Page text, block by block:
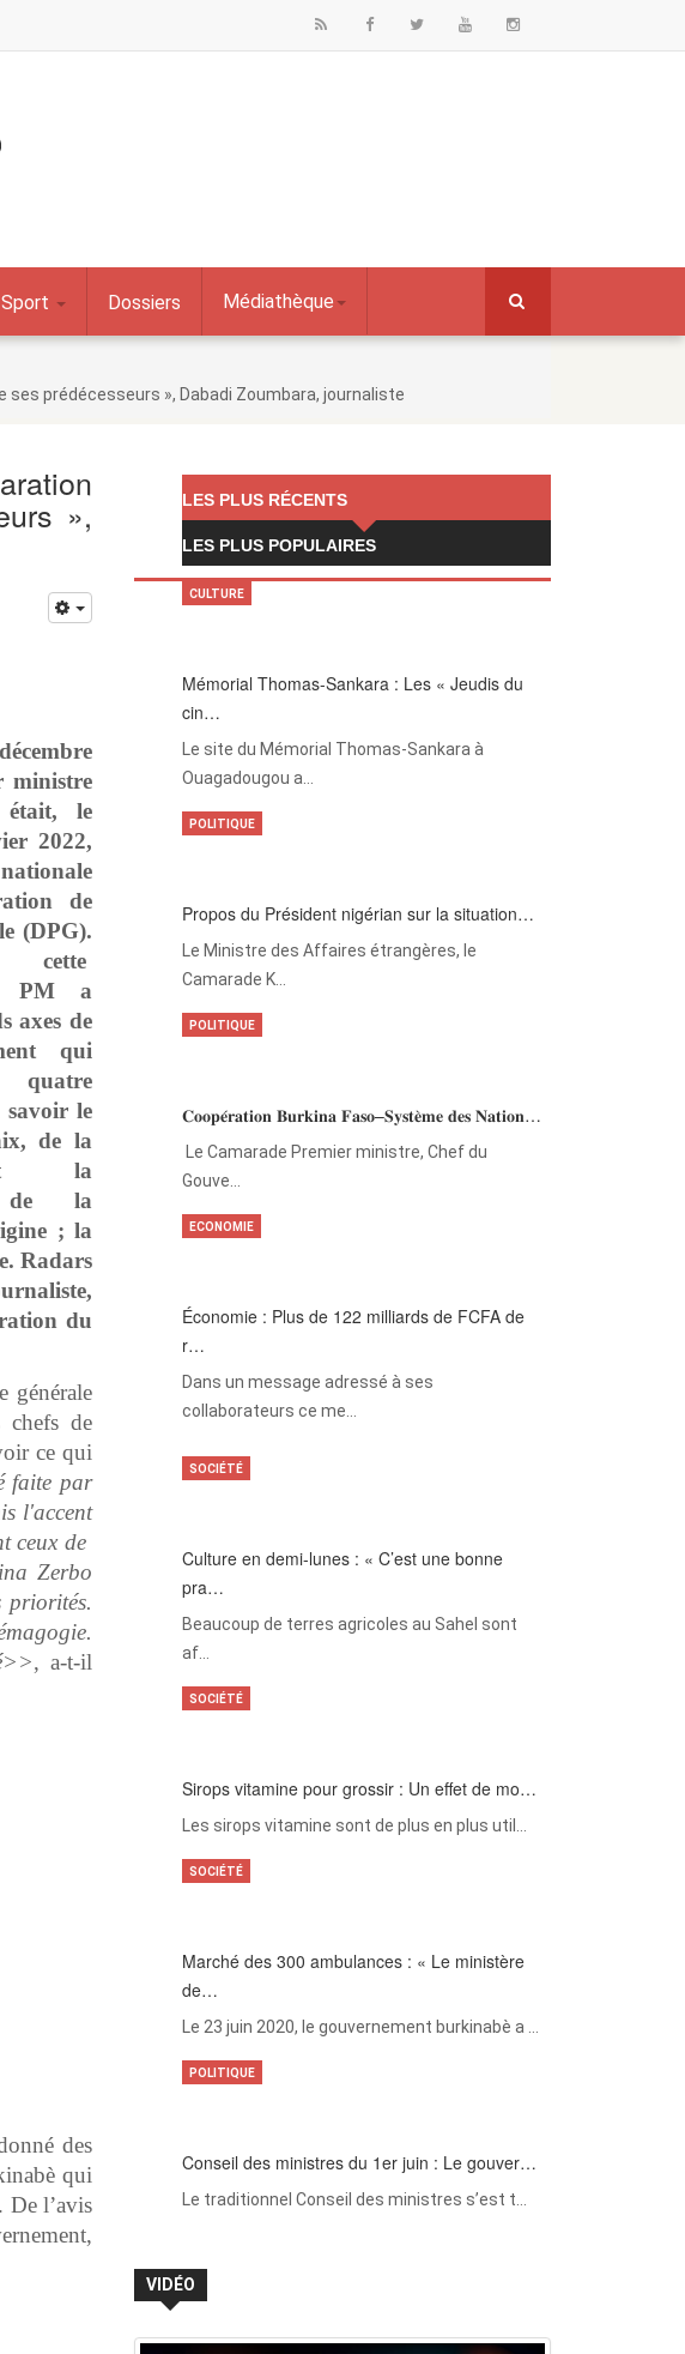
Sport Dossiers Médiathèque
ses prédécesseurs », Dabadi Zoumbara, journaliste
»,
ministre
le
2022,
de
(DPG).
cette
PM a
axes de
qui
savoir le
de la
et la
de la
; la
Radars
du
générale
chefs de
ce qui
faite par
l'accent
ceux de
Zerbo
priorités.
, a-t-il
des
qui
De l’avis
LES PLUS RÉCENTS
LES PLUS POPULAIRES
Mémorial Thomas-Sankara : Les « Jeudis du
cin…
Le site du Mémorial Thomas-Sankara à
Ouagadougou a…
CULTURE
Propos du Président nigérian sur la situation…
Le Ministre des Affaires étrangères, le
Camarade K…
POLITIQUE
𝐂𝐨𝐨𝐩𝐞́𝐫𝐚𝐭𝐢𝐨𝐧 𝐁𝐮𝐫𝐤𝐢𝐧𝐚 𝐅𝐚𝐬𝐨–𝐒𝐲𝐬𝐭𝐞̀𝐦𝐞 𝐝𝐞𝐬 𝐍𝐚𝐭𝐢𝐨𝐧…
‎Le Camarade Premier ministre, Chef du
Gouve…
POLITIQUE
Économie : Plus de 122 milliards de FCFA de
r…
Dans un message adressé à ses
collaborateurs ce me…
ECONOMIE
Culture en demi-lunes : « C’est une bonne
pra…
Beaucoup de terres agricoles au Sahel sont
af…
SOCIÉTÉ
Sirops vitamine pour grossir : Un effet de mo…
Les sirops vitamine sont de plus en plus util…
SOCIÉTÉ
Marché des 300 ambulances : « Le ministère
de…
Le 23 juin 2020, le gouvernement burkinabè a …
SOCIÉTÉ
Conseil des ministres du 1er juin : Le gouver…
Le traditionnel Conseil des ministres s’est t…
POLITIQUE
VIDÉO